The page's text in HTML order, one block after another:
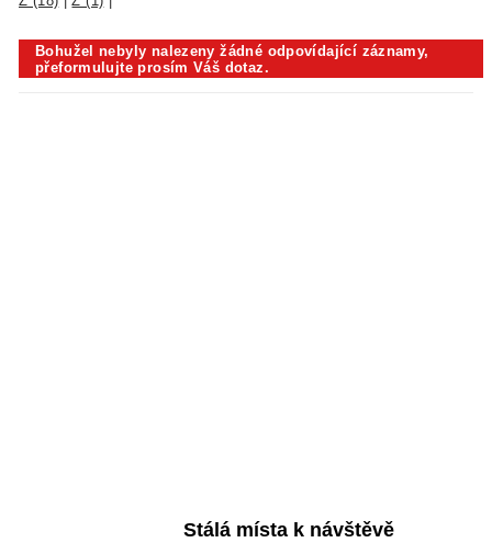
Bohužel nebyly nalezeny žádné odpovídající záznamy,
přeformulujte prosím Váš dotaz.
Stálá místa k návštěvě